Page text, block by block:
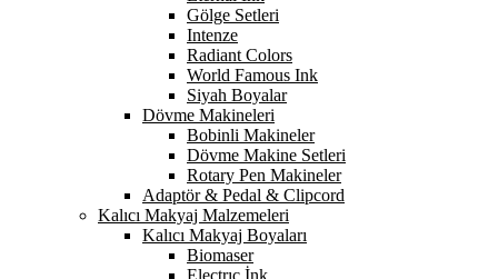
Gölge Setleri
Intenze
Radiant Colors
World Famous Ink
Siyah Boyalar
Dövme Makineleri
Bobinli Makineler
Dövme Makine Setleri
Rotary Pen Makineler
Adaptör & Pedal & Clipcord
Kalıcı Makyaj Malzemeleri
Kalıcı Makyaj Boyaları
Biomaser